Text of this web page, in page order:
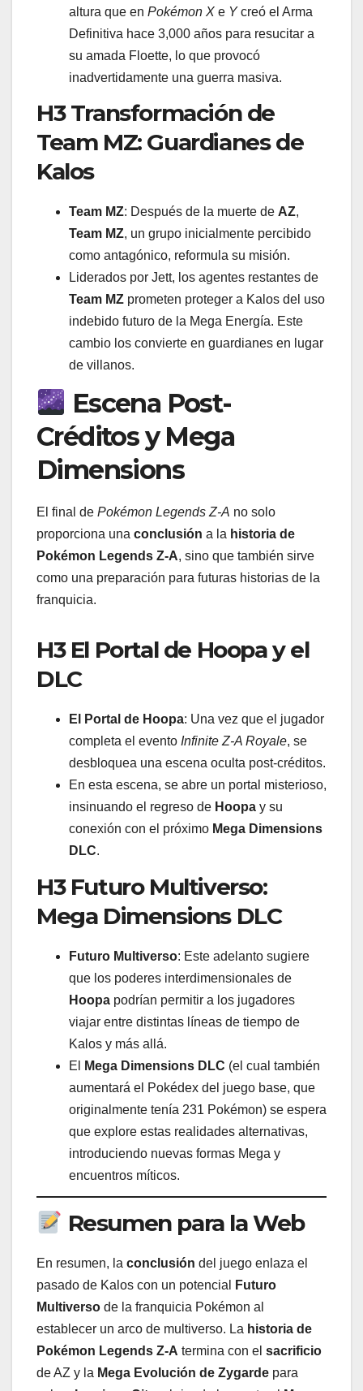
altura que en Pokémon X e Ycreó el Arma
Definitiva hace 3,000 años para resucitar a
su amada Floette, lo que provocó
inadvertidamente una guerra masiva.
H3 Transformación de
Team MZ: Guardianes de
Kalos
Team MZ: Después de la muerte de AZ,
Team MZ, un grupo inicialmente percibido
como antagónico, reformula su misión.
Liderados por Jett, los agentes restantes de
Team MZ prometen proteger a Kalos del uso
indebido futuro de la Mega Energía. Este
cambio los convierte en guardianes en lugar
de villanos.
Escena Post-
Créditos y Mega
Dimensions
El final de Pokémon Legends Z-A no solo
proporciona una conclusión a la historia de
Pokémon Legends Z-A, sino que también sirve
como una preparación para futuras historias de la
franquicia.
H3 El Portal de Hoopa y el
DLC
El Portal de Hoopa: Una vez que el jugador
completa el evento Infinite Z-A Royale, se
desbloquea una escena oculta post-créditos.
En esta escena, se abre un portal misterioso,
insinuando el regreso de Hoopa y su
conexión con el próximo Mega Dimensions
DLC.
H3 Futuro Multiverso:
Mega Dimensions DLC
Futuro Multiverso: Este adelanto sugiere
que los poderes interdimensionales de
Hoopa podrían permitir a los jugadores
viajar entre distintas líneas de tiempo de
Kalos y más allá.
El
Mega Dimensions DLC (el cual también
aumentará el Pokédex del juego base, que
originalmente tenía 231 Pokémon) se espera
que explore estas realidades alternativas,
introduciendo nuevas formas Mega y
encuentros míticos.
Resumen para la Web
En resumen, la conclusión del juego enlaza el
pasado de Kalos con un potencial
Futuro
Multiverso de la franquicia Pokémon al
establecer un arco de multiverso. La historia de
Pokémon Legends Z-A termina con el sacrificio
de AZ y la Mega Evolución de Zygarde para